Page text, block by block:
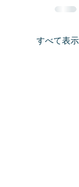
すべて表示